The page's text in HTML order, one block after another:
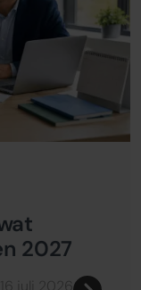
2027